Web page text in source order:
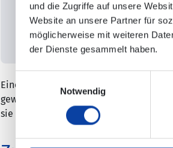
und die Zugriffe auf unsere
Website an unsere Partner für
möglicherweise mit weiteren
der Dienste gesammelt haben.
Notwendig
1. Gültigkeitstag ist frei
Karte ist übertragbar
Eine ganze Woche ohne
gewählten Geltungsbereich. Dabei
sie einfach weitergeben können.